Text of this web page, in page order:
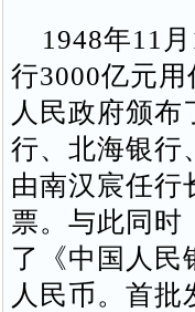
1948年11月
行3000亿元
人民政府颁
行、北海银行
由南汉宸任行
票。与此同时
了《中国人民
人民币。首